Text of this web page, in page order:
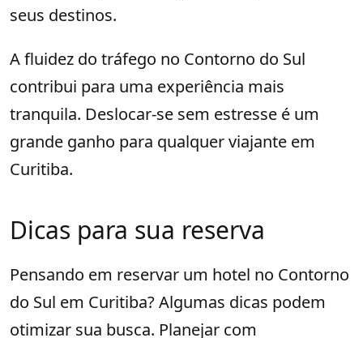
seus destinos.
A fluidez do tráfego no Contorno do Sul
contribui para uma experiência mais
tranquila. Deslocar-se sem estresse é um
grande ganho para qualquer viajante em
Curitiba.
Dicas para sua reserva
Pensando em reservar um hotel no Contorno
do Sul em Curitiba? Algumas dicas podem
otimizar sua busca. Planejar com